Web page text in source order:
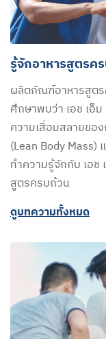
รู้จักอาหารสูตรค
ผลิตภัณฑ์อาหารสูตร
ศึกษาพบว่า เอช เอ็
ความเสื่อมสลายขอ
(Lean Body Mass)
ทำความรู้จักกับ เอช
สูตรครบถ้วน​
ดูบทความทั้งหมด​​